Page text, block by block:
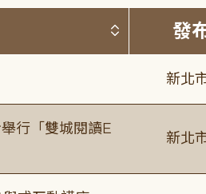
按標題排
發
新北
行「雙城閱讀E
新北